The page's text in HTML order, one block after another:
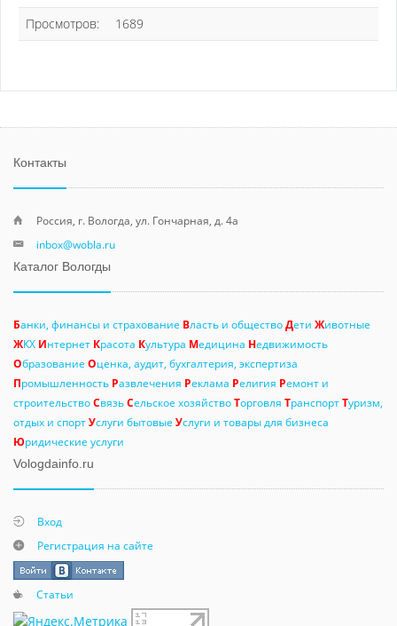
Просмотров:
1689
Контакты
Россия, г. Вологда, ул. Гончарная, д. 4а
inbox@wobla.ru
Каталог Вологды
Банки, финансы и страхование Власть и обществоДети Животные
ЖКХ Интернет Красота Культура Медицина Недвижимость
Образование Оценка, аудит, бухгалтерия, экспертиза
Промышленность Развлечения Реклама Религия Ремонт и
строительствоСвязьСельское хозяйствоТорговля ТранспортТуризм,
отдых и спортУслуги бытовые Услуги и товары для бизнеса
Юридические услуги
Vologdainfo.ru
Вход
Регистрация на сайте
Статьи